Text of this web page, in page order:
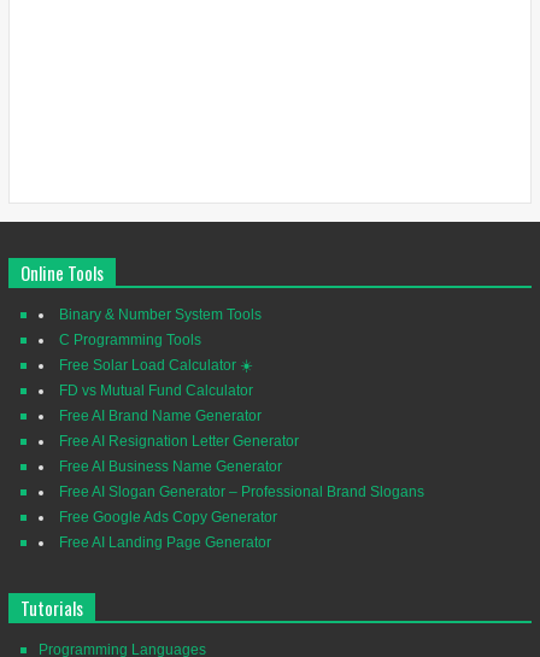
Online Tools
Binary & Number System Tools
C Programming Tools
Free Solar Load Calculator ☀️
FD vs Mutual Fund Calculator
Free AI Brand Name Generator
Free AI Resignation Letter Generator
Free AI Business Name Generator
Free AI Slogan Generator – Professional Brand Slogans
Free Google Ads Copy Generator
Free AI Landing Page Generator
Tutorials
Programming Languages